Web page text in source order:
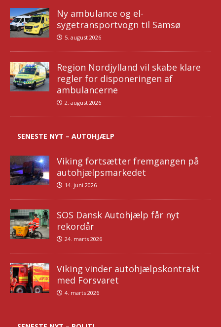
Ny ambulance og el-
sygetransportvogn til Samsø
5. august 2026
Region Nordjylland vil skabe klare
regler for disponeringen af
ambulancerne
2. august 2026
SENESTE NYT – AUTOHJÆLP
Viking fortsætter fremgangen på
autohjælpsmarkedet
14. juni 2026
SOS Dansk Autohjælp får nyt
rekordår
24. marts 2026
Viking vinder autohjælpskontrakt
med Forsvaret
4. marts 2026